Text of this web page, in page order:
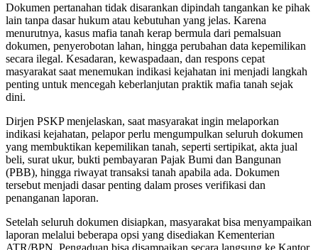
Dokumen pertanahan tidak disarankan dipindah tangankan ke pihak
lain tanpa dasar hukum atau kebutuhan yang jelas. Karena
menurutnya, kasus mafia tanah kerap bermula dari pemalsuan
dokumen, penyerobotan lahan, hingga perubahan data kepemilikan
secara ilegal. Kesadaran, kewaspadaan, dan respons cepat
masyarakat saat menemukan indikasi kejahatan ini menjadi langkah
penting untuk mencegah keberlanjutan praktik mafia tanah sejak
dini.
Dirjen PSKP menjelaskan, saat masyarakat ingin melaporkan
indikasi kejahatan, pelapor perlu mengumpulkan seluruh dokumen
yang membuktikan kepemilikan tanah, seperti sertipikat, akta jual
beli, surat ukur, bukti pembayaran Pajak Bumi dan Bangunan
(PBB), hingga riwayat transaksi tanah apabila ada. Dokumen
tersebut menjadi dasar penting dalam proses verifikasi dan
penanganan laporan.
Setelah seluruh dokumen disiapkan, masyarakat bisa menyampaikan
laporan melalui beberapa opsi yang disediakan Kementerian
ATR/BPN. Pengaduan bisa disampaikan secara langsung ke Kantor